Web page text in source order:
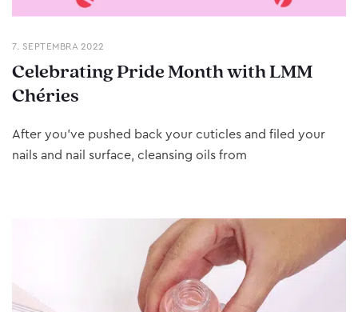
7. SEPTEMBRA 2022
Celebrating Pride Month with LMM
Chéries
After you’ve pushed back your cuticles and filed your
nails and nail surface, cleansing oils from